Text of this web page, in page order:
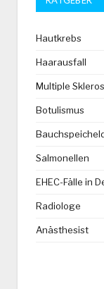
Hautkrebs
Haarausfall
Multiple
Botulismus
Salmonellen
EHEC-Fälle in
Radiologe
Anästhesist